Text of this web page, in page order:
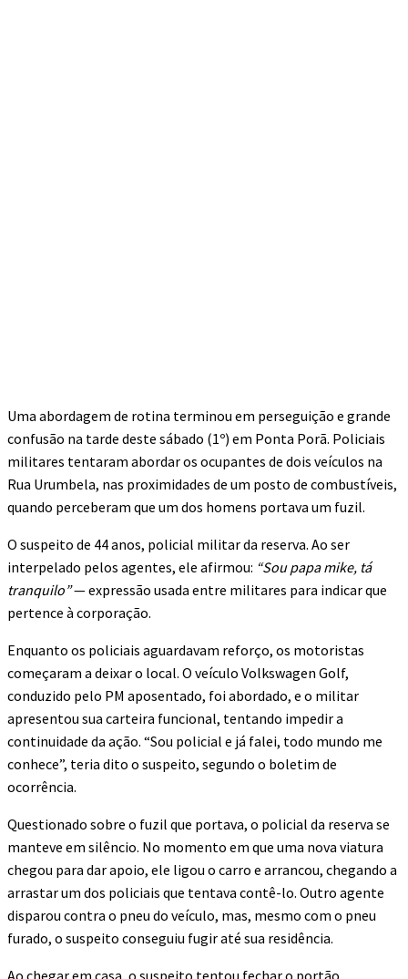
Uma abordagem de rotina terminou em perseguição e grande
confusão na tarde deste sábado (1º) em Ponta Porã. Policiais
militares tentaram abordar os ocupantes de dois veículos na
Rua Urumbela, nas proximidades de um posto de combustíveis,
quando perceberam que um dos homens portava um fuzil.
O suspeito de 44 anos, policial militar da reserva. Ao ser
interpelado pelos agentes, ele afirmou: “Sou papa mike, tá
tranquilo”— expressão usada entre militares para indicar que
pertence à corporação.
Enquanto os policiais aguardavam reforço, os motoristas
começaram a deixar o local. O veículo Volkswagen Golf,
conduzido pelo PM aposentado, foi abordado, e o militar
apresentou sua carteira funcional, tentando impedir a
continuidade da ação. “Sou policial e já falei, todo mundo me
conhece”, teria dito o suspeito, segundo o boletim de
ocorrência.
Questionado sobre o fuzil que portava, o policial da reserva se
manteve em silêncio. No momento em que uma nova viatura
chegou para dar apoio, ele ligou o carro e arrancou, chegando a
arrastar um dos policiais que tentava contê-lo. Outro agente
disparou contra o pneu do veículo, mas, mesmo com o pneu
furado, o suspeito conseguiu fugir até sua residência.
Ao chegar em casa, o suspeito tentou fechar o portão